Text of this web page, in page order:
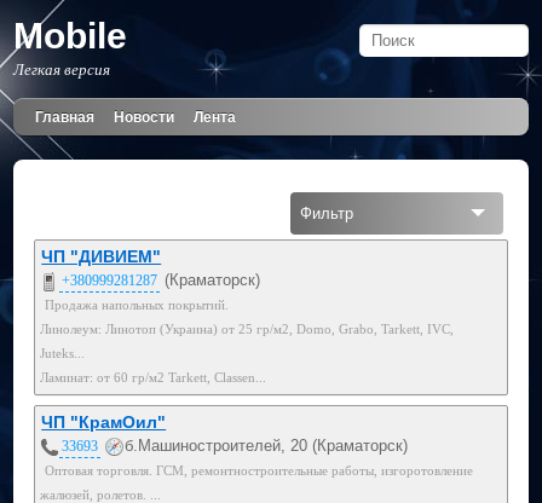
Mobile
Легкая версия
Главная Новости Лента
Фильтр
ЧП "ДИВИЕМ"
+380999281287 (Краматорск)
Продажа напольных покрытий.
Линолеум: Линотоп (Украина) от 25 гр/м2, Domo, Grabo, Tarkett, IVC,
Juteks...
Ламинат: от 60 гр/м2 Tarkett, Classen...
ЧП "КрамОил"
33693 б.Машиностроителей, 20 (Краматорск)
Оптовая торговля. ГСМ, ремонтностроительные работы, изгоротовление
жалюзей, ролетов. ...